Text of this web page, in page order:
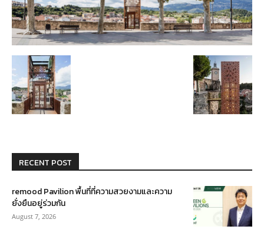
RECENT POST
remood Pavilion พื้นที่ที่ความสวยงามและความ
ยั่งยืนอยู่ร่วมกัน
August 7, 2026